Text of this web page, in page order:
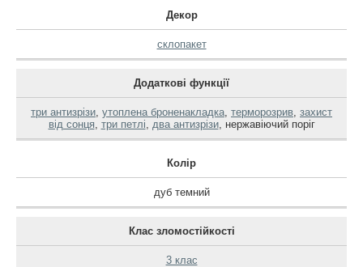
Декор
склопакет
Додаткові функції
три антизрізи утоплена броненакладка терморозрив захист
від сонця три петлі два антизрізи, нержавіючий поріг
Колір
дуб темний
Клас зломостійкості
3 клас